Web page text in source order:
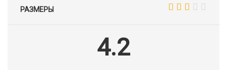
РАЗМЕРЫ
4.2